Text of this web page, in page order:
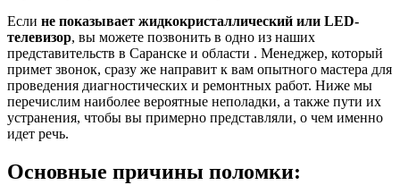
Если не показывает жидкокристаллический или LED-
телевизор, вы можете позвонить в одно из наших
представительств в Саранске и области . Менеджер, который
примет звонок, сразу же направит к вам опытного мастера для
проведения диагностических и ремонтных работ. Ниже мы
перечислим наиболее вероятные неполадки, а также пути их
устранения, чтобы вы примерно представляли, о чем именно
идет речь.
Основные причины поломки: